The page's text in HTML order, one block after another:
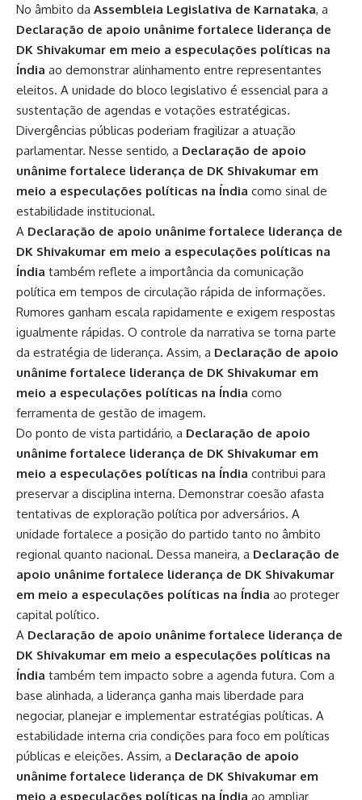
No âmbito da Assembleia Legislativa de Karnataka, a
Declaração de apoio unânime fortalece liderança de
DK Shivakumar em meio a especulações políticas na
Índia ao demonstrar alinhamento entre representantes
eleitos. A unidade do bloco legislativo é essencial para a
sustentação de agendas e votações estratégicas.
Divergências públicas poderiam fragilizar a atuação
parlamentar. Nesse sentido, a Declaração de apoio
unânime fortalece liderança de DK Shivakumar em
meio a especulações políticas na Índia como sinal de
estabilidade institucional.
A Declaração de apoio unânime fortalece liderança de
DK Shivakumar em meio a especulações políticas na
Índia também reflete a importância da comunicação
política em tempos de circulação rápida de informações.
Rumores ganham escala rapidamente e exigem respostas
igualmente rápidas. O controle da narrativa se torna parte
da estratégia de liderança. Assim, a Declaração de apoio
unânime fortalece liderança de DK Shivakumar em
meio a especulações políticas na Índia como
ferramenta de gestão de imagem.
Do ponto de vista partidário, a Declaração de apoio
unânime fortalece liderança de DK Shivakumar em
meio a especulações políticas na Índia contribui para
preservar a disciplina interna. Demonstrar coesão afasta
tentativas de exploração política por adversários. A
unidade fortalece a posição do partido tanto no âmbito
regional quanto nacional. Dessa maneira, a Declaração de
apoio unânime fortalece liderança de DK Shivakumar
em meio a especulações políticas na Índia ao proteger
capital político.
A Declaração de apoio unânime fortalece liderança de
DK Shivakumar em meio a especulações políticas na
Índia também tem impacto sobre a agenda futura. Com a
base alinhada, a liderança ganha mais liberdade para
negociar, planejar e implementar estratégias políticas. A
estabilidade interna cria condições para foco em políticas
públicas e eleições. Assim, a Declaração de apoio
unânime fortalece liderança de DK Shivakumar em
meio a especulações políticas na Índia ao ampliar